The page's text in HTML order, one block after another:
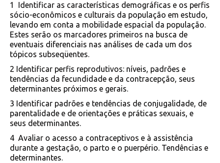
1 Identificar as características demográficas e os perfis
sócio-econômicos e culturais da população em estudo,
levando em conta a mobilidade espacial da população.
Estes serão os marcadores primeiros na busca de
eventuais diferenciais nas análises de cada um dos
tópicos subseqüentes.
2 Identificar perfis reprodutivos: níveis, padrões e
tendências da fecundidade e da contracepção, seus
determinantes próximos e gerais.
3 Identificar padrões e tendências de conjugalidade, de
parentalidade e de orientações e práticas sexuais, e
seus determinantes.
4 Avaliar o acesso a contraceptivos e à assistência
durante a gestação, o parto e o puerpério. Tendências e
determinantes.